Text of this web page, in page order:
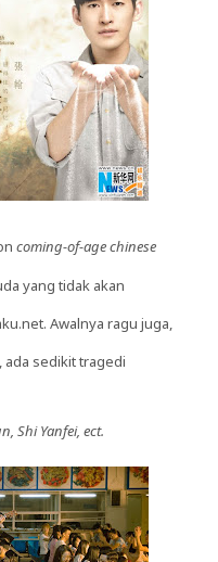
coming-of-age chinese
yang tidak akan
Awalnya ragu juga,
ada sedikit tragedi
Shi Yanfei, ect.